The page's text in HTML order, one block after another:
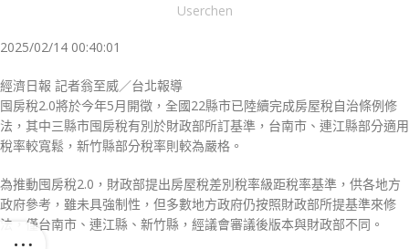
Userchen
2025/02/14 00:40:01
經濟日報 記者翁至威／台北報導
囤房稅2.0將於今年5月開徵，全國22縣市已陸續完成房屋稅自治條例修
法，其中三縣市囤房稅有別於財政部所訂基準，台南市、連江縣部分適用
稅率較寬鬆，新竹縣部分稅率則較為嚴格。
為推動囤房稅2.0，財政部提出房屋稅差別稅率級距稅率基準，供各地方
政府參考，雖未具強制性，但多數地方政府仍按照財政部所提基準來修
法，僅台南市、連江縣、新竹縣，經議會審議後版本與財政部不同。